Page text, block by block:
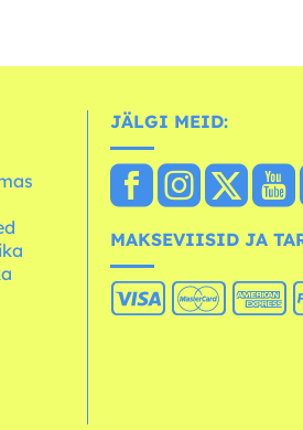
JÄLGI MEID:
MAKSEVIISID JA